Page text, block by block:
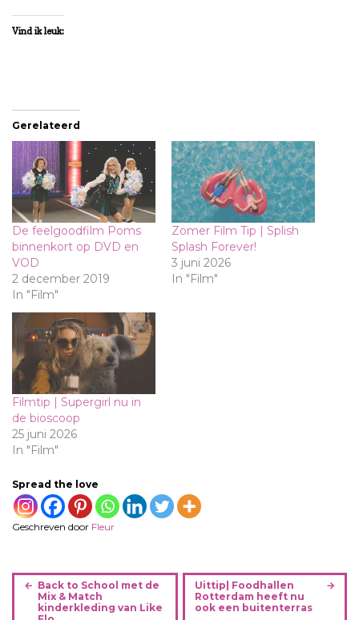
Vind ik leuk:
Gerelateerd
De feelgoodfilm Poms
binnenkort op DVD en
VOD
2 december 2019
In "Film"
Zomer Film Tip | Splish
Splash Forever!
3 juni 2026
In "Film"
Filmtip | Supergirl nu in
de bioscoop
25 juni 2026
In "Film"
Spread the love
Geschreven door Fleur
B
Back to School met de
Mix & Match
kinderkleding van Like
Uittip| Foodhallen
Rotterdam heeft nu
ook een buitenterras